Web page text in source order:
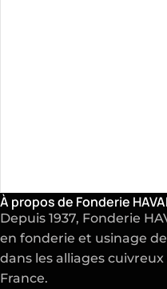
À propos de Fonderie
Depuis 1937, Fonderie
en fonderie et usinage
dans les alliages
France.